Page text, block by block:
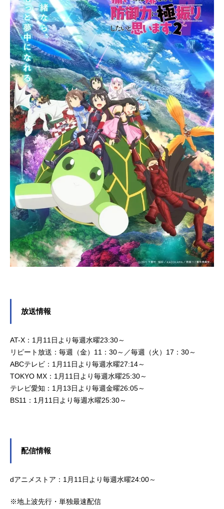
放送情報
AT-X：1月11日より毎週水曜23:30～
リピート放送：毎週（金）11：30～／毎週（火）17：30～
ABCテレビ：1月11日より毎週水曜27:14～
TOKYO MX：1月11日より毎週水曜25:30～
テレビ愛知：1月13日より毎週金曜26:05～
BS11：1月11日より毎週水曜25:30～
配信情報
dアニメストア：1月11日より毎週水曜24:00～
※地上波先行・単独最速配信